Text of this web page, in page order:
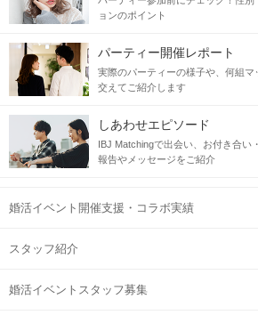
ョンのポイント
パーティー開催レポート
実際のパーティーの様子や、何組
交えてご紹介します
しあわせエピソード
IBJ Matchingで出会い、お付き合い
報告やメッセージをご紹介
婚活イベント開催支援・コラボ実績
スタッフ紹介
婚活イベントスタッフ募集